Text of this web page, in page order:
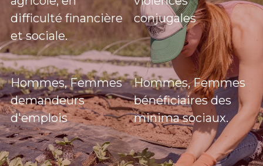
difficulté financière
et sociale.
conjugales
Hommes, Femmes
demandeurs
d'emplois
Hommes, Femmes
bénéficiaires des
minima sociaux.